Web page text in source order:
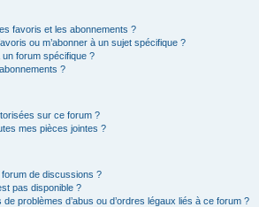
favoris et les abonnements ?
ou m’abonner à un sujet spécifique ?
un forum spécifique ?
?
sur ce forum ?
mes pièces jointes ?
de discussions ?
pas disponible ?
problèmes d’abus ou d’ordres légaux liés à ce forum ?